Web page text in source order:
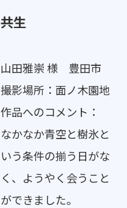
共生
山田雅崇 様 豊田市
撮影場所：面ノ木園地
作品へのコメント：
なかなか青空と樹氷と
いう条件の揃う日がな
く、ようやく会うこと
ができました。